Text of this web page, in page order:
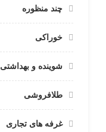
چند منظوره
خوراکی
شوینده و بهداشتی
طلافروشی
غرفه های تجاری